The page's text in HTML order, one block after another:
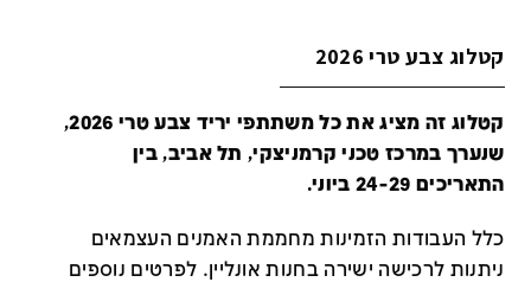
קטלוג צבע טרי 2026
קטלוג זה מציג את כל משתתפי יריד צבע טרי 2026,
שנערך במרכז טכני קרמניצקי, תל אביב, בין
התאריכים 24-29 ביוני.
כלל העבודות הזמינות מחממת האמנים העצמאים
ניתנות לרכישה ישירה בחנות אונליין. לפרטים נוספים